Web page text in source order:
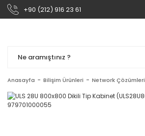
+90 (212) 916 23 61
Anasayfa Bilişim Ürünleri Network Çözümleri